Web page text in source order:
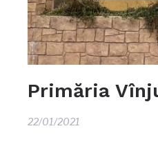
Primăria
22/01/2021